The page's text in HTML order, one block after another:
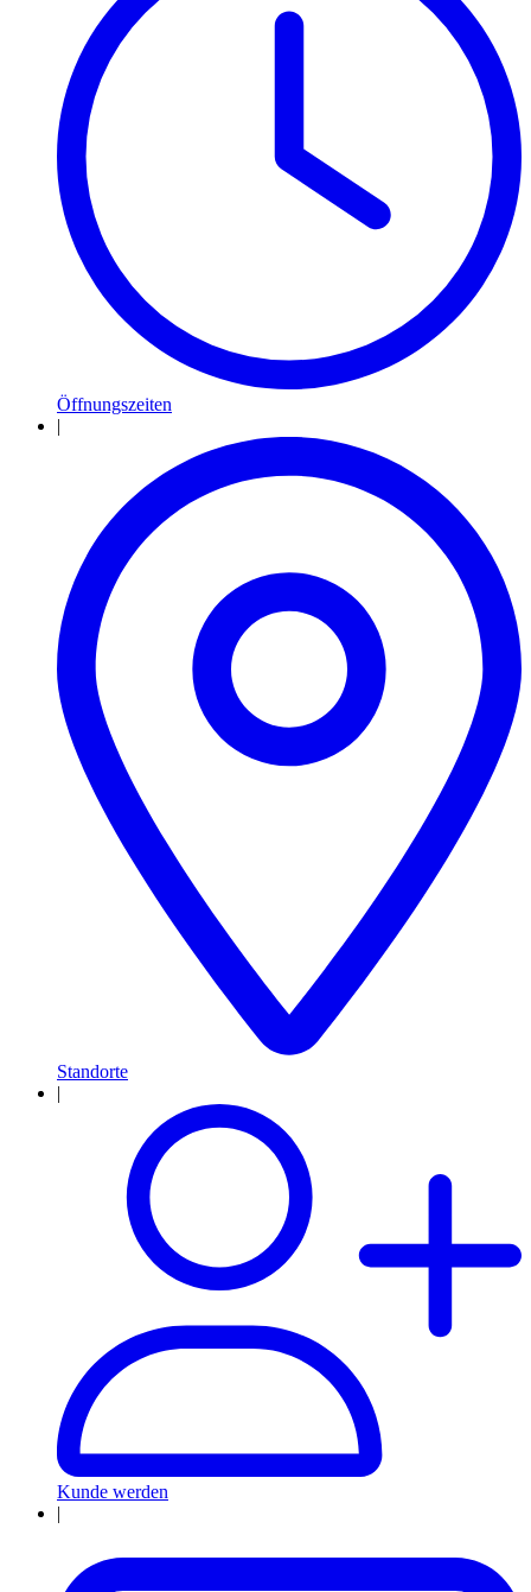
Öffnungszeiten
|
Standorte
Kunde werden
|